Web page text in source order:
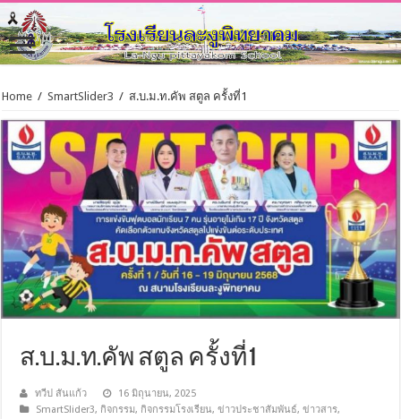
Home / SmartSlider3 / ส.บ.ม.ท.คัพ สตูล ครั้งที่1
ส.บ.ม.ท.คัพ สตูล ครั้งที่1
ทวีป สันแก้ว
16 มิถุนายน, 2025
SmartSlider3, กิจกรรม, กิจกรรมโรงเรียน,ข่าวประชาสัมพันธ์,ข่าวสาร,